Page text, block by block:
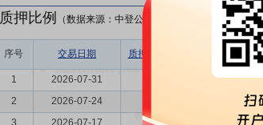
质押比例 （数据来源：中登公司）
序号 交易日期 质押比例(%)
1 2026-07-31 1933万
2
2026-07-24
3
2026-07-17 2.15 1933万